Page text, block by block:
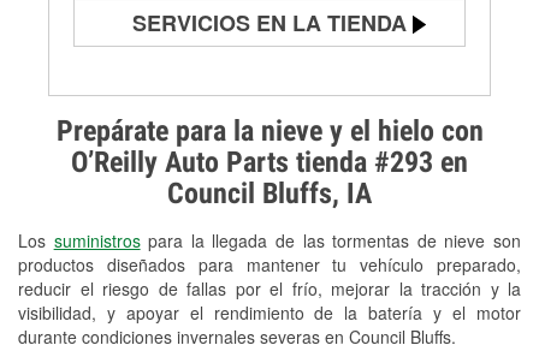
Prepárate para la nieve y el hielo con
O’Reilly Auto Parts tienda #293 en
Council Bluffs, IA
Los suministrospara la llegada de las tormentas de nieve son
productos diseñados para mantener tu vehículo preparado,
reducir el riesgo de fallas por el frío, mejorar la tracción y la
visibilidad, y apoyar el rendimiento de la batería y el motor
durante condiciones invernales severas en Council Bluffs.
SERVICIOS EN LA TIENDA
Prueba de alternadores y
arrancadores
Revisión de la luz "Check Engine"
Reciclaje de baterías y aceite
Instalación de bombillas de faros
Instalación de limpiaparabrisas